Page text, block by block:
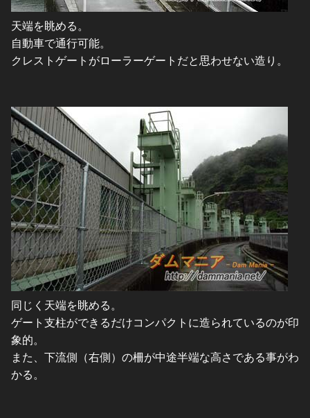
天端を眺める。
自動車で通行可能。
クレストゲートがローラーゲートだと思わせない造り。
同じく天端を眺める。
ゲート支柱ができるだけコンパクトに造られているのが印
象的。
また、下流側（右側）の柵が中途半端な高さである事がわ
かる。